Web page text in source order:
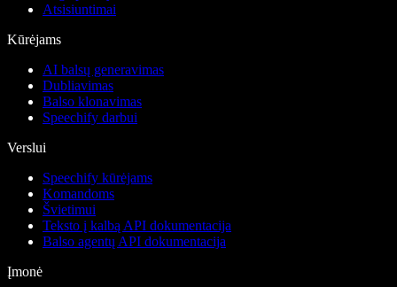
Atsisiuntimai
Kūrėjams
AI balsų generavimas
Dubliavimas
Balso klonavimas
Speechify darbui
Verslui
Speechify kūrėjams
Komandoms
Švietimui
Teksto į kalbą API dokumentacija
Balso agentų API dokumentacija
Įmonė